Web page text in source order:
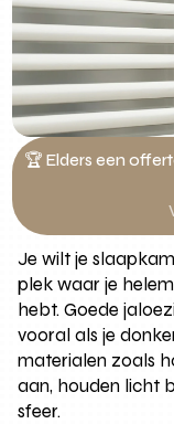
🏆 Elders een
Je wilt je
plek waar je
hebt. Goede
vooral als je
materialen zoals
aan, houden licht
sfeer.